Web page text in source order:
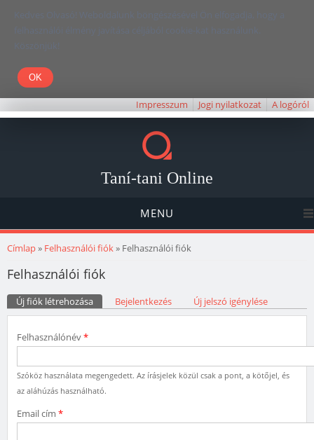
Kedves Olvasó! Weboldalunk böngészésével Ön elfogadja, hogy a
felhasználói élmény javítása céljából cookie-kat használunk.
Köszönjük!
Impresszum Jogi nyilatkozat A logóról
Taní-tani Online
MENU
Jelenlegi hely
Címlap» Felhasználói fiók» Felhasználói fiók
Felhasználói fiók
Elsődleges fülek
Új fiók létrehozása (aktív fül)Bejelentkezés Új jelszó igénylése
Felhasználónév*
Szóköz használata megengedett. Az írásjelek közül csak a pont, a kötőjel, és
az aláhúzás használható.
Email cím *